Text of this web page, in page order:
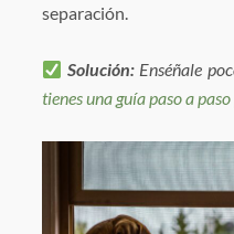
separación.
Solución:Enséñale
tienes una guía paso a